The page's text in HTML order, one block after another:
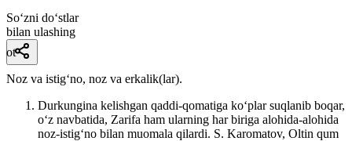
So‘zni do‘stlar
bilan ulashing
ot
Noz va istigʻno, noz va erkalik(lar).
Durkungina kelishgan qaddi-qomatiga koʻplar suqlanib boqar,
oʻz navbatida, Zarifa ham ularning har biriga alohida-alohida
noz-istigʻno bilan muomala qilardi. S. Karomatov, Oltin qum